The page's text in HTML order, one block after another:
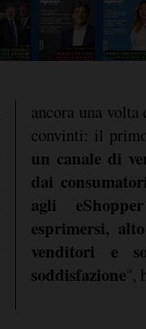
ancora una
convinti: il
un canale di
dai
agli
esprimersi,
venditori e
soddisfazione",